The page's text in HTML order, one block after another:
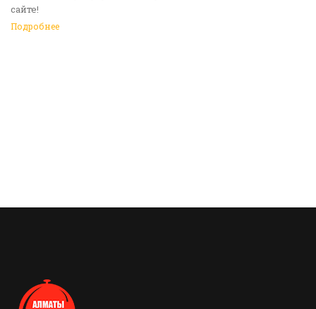
сайте!
Подробнее